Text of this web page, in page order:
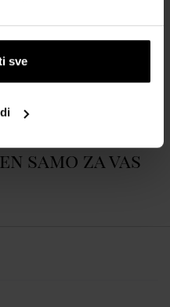
sve
samo za vas